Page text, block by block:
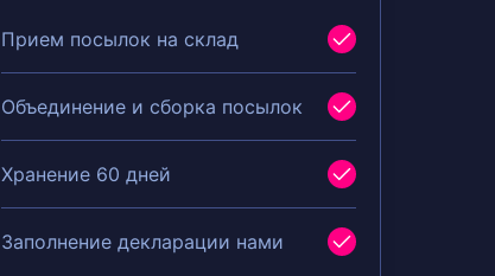
Прием посылок на склад
Объединение и сборка посылок
Хранение 60 дней
Заполнение декларации нами